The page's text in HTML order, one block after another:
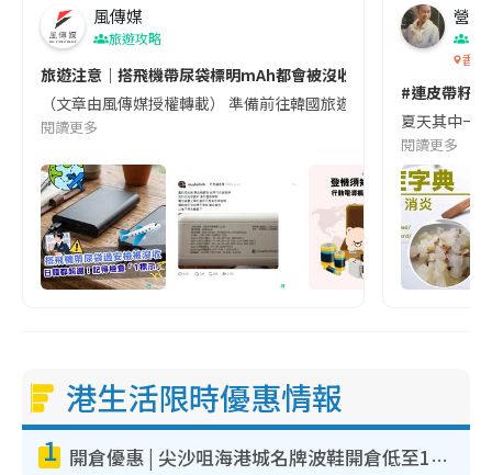
風傳媒
旅遊攻略
旅遊注意｜搭飛機帶尿袋標明mAh都會被沒收😱出發前切記檢查
（文章由風傳媒授權轉載） 準備前往韓國旅遊的民眾，近期要
閱讀更多
營養
香港
#連皮帶籽
夏天其中一
閱讀更多
港生活限時優惠情報
1 開倉優惠 | 尖沙咀海港城名牌波鞋開倉低至1折！On鞋$899起／Joy&Peace鞋履$98起